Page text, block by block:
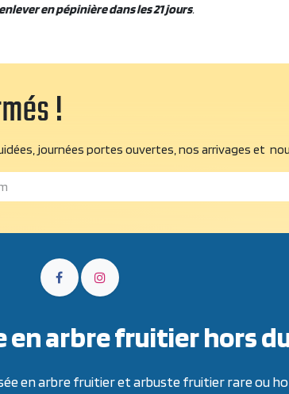
enlever en pépinière dans les 21 jours.
!
journées portes ouvertes, nos arrivages et
en arbre fruitier hors
en arbre fruitier et arbuste fruitier rare ou